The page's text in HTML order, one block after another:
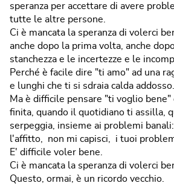
speranza per accettare di avere
tutte le altre persone.
Ci è mancata la speranza di volerci
anche dopo la prima volta, anche
stanchezza e le incertezze e le
Perché è facile dire "ti amo" ad una
e lunghi che ti si sdraia calda addosso.
Ma è difficile pensare "ti voglio bene"
finita, quando il quotidiano ti assilla,
serpeggia, insieme ai problemi
l'affitto, non mi capisci, i tuoi
E' difficile voler bene.
Ci è mancata la speranza di volerci
Questo, ormai, è un ricordo vecchio.